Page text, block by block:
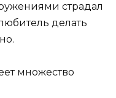
страдал
делать
множество